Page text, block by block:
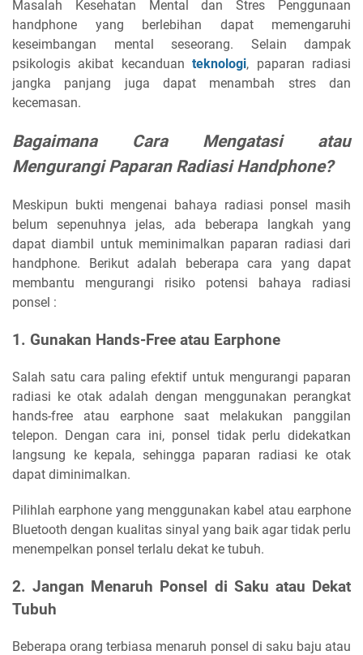
Masalah Kesehatan Mental dan Stres Penggunaan
handphone yang berlebihan dapat memengaruhi
keseimbangan mental seseorang. Selain dampak
psikologis akibat kecanduanteknologi, paparan radiasi
jangka panjang juga dapat menambah stres dan
kecemasan.
Bagaimana Cara Mengatasi atau
Mengurangi Paparan Radiasi Handphone?
Meskipun bukti mengenai bahaya radiasi ponsel masih
belum sepenuhnya jelas, ada beberapa langkah yang
dapat diambil untuk meminimalkan paparan radiasi dari
handphone. Berikut adalah beberapa cara yang dapat
membantu mengurangi risiko potensi bahaya radiasi
ponsel :
1. Gunakan Hands-Free atau Earphone
Salah satu cara paling efektif untuk mengurangi paparan
radiasi ke otak adalah dengan menggunakan perangkat
hands-free atau earphone saat melakukan panggilan
telepon. Dengan cara ini, ponsel tidak perlu didekatkan
langsung ke kepala, sehingga paparan radiasi ke otak
dapat diminimalkan.
Pilihlah earphone yang menggunakan kabel atau earphone
Bluetooth dengan kualitas sinyal yang baik agar tidak perlu
menempelkan ponsel terlalu dekat ke tubuh.
2. Jangan Menaruh Ponsel di Saku atau Dekat
Tubuh
Beberapa orang terbiasa menaruh ponsel di saku baju atau